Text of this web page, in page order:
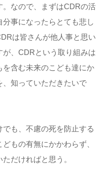
。なので、まずはCDRの活
事になったらとても悲し
は皆さんが他人事と思い
、CDRという取り組みは
含む未来のこども達にか
知っていただきたいで
も、不慮の死を防止する
もの有無にかかわらず、
だければと思う。